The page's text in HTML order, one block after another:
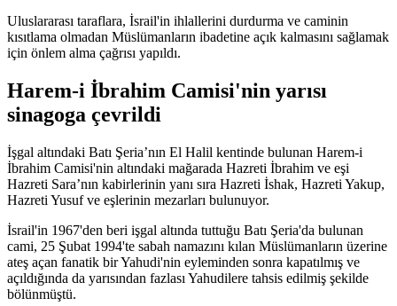
Uluslararası taraflara, İsrail'in ihlallerini durdurma ve caminin
kısıtlama olmadan Müslümanların ibadetine açık kalmasını sağlamak
için önlem alma çağrısı yapıldı.
Harem-i İbrahim Camisi'nin yarısı
sinagoga çevrildi
İşgal altındaki Batı Şeria’nın El Halil kentinde bulunan Harem-i
İbrahim Camisi'nin altındaki mağarada Hazreti İbrahim ve eşi
Hazreti Sara’nın kabirlerinin yanı sıra Hazreti İshak, Hazreti Yakup,
Hazreti Yusuf ve eşlerinin mezarları bulunuyor.
İsrail'in 1967'den beri işgal altında tuttuğu Batı Şeria'da bulunan
cami, 25 Şubat 1994'te sabah namazını kılan Müslümanların üzerine
ateş açan fanatik bir Yahudi'nin eyleminden sonra kapatılmış ve
açıldığında da yarısından fazlası Yahudilere tahsis edilmiş şekilde
bölünmüştü.